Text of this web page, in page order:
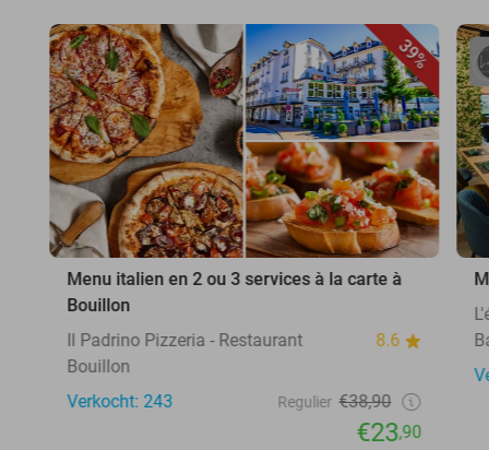
39%
Menu italien en 2 ou 3 services à la carte à
Bouillon
Il Padrino Pizzeria - Restaurant
8.6
Bouillon
Verkocht: 243
Regulier €38,90
€23,90